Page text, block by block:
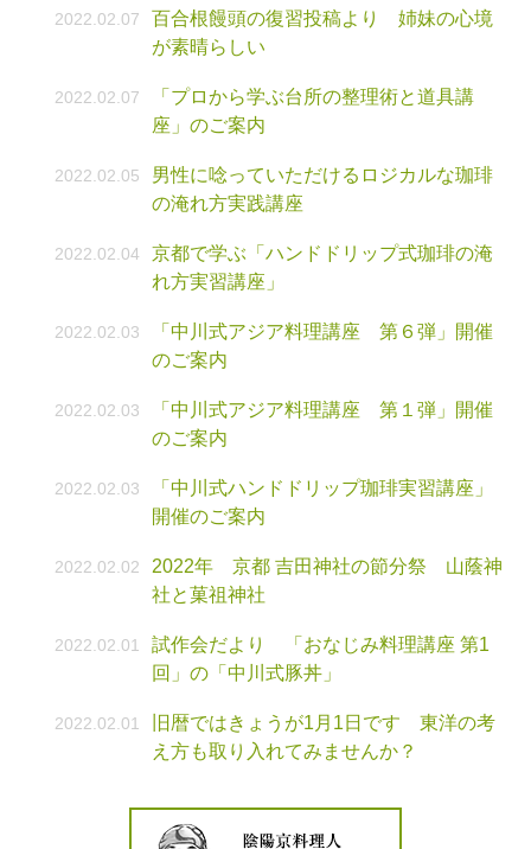
2022.02.07
百合根饅頭の復習投稿より 姉妹の心境
が素晴らしい
2022.02.07
「プロから学ぶ台所の整理術と道具講
座」のご案内
2022.02.05
男性に唸っていただけるロジカルな珈琲
の淹れ方実践講座
2022.02.04
京都で学ぶ「ハンドドリップ式珈琲の淹
れ方実習講座」
2022.02.03
「中川式アジア料理講座 第６弾」開催
のご案内
2022.02.03
「中川式アジア料理講座 第１弾」開催
のご案内
2022.02.03
「中川式ハンドドリップ珈琲実習講座」
開催のご案内
2022.02.02
2022年 京都 吉田神社の節分祭 山蔭神
社と菓祖神社
2022.02.01
試作会だより 「おなじみ料理講座 第1
回」の「中川式豚丼」
2022.02.01
旧暦ではきょうが1月1日です 東洋の考
え方も取り入れてみませんか？